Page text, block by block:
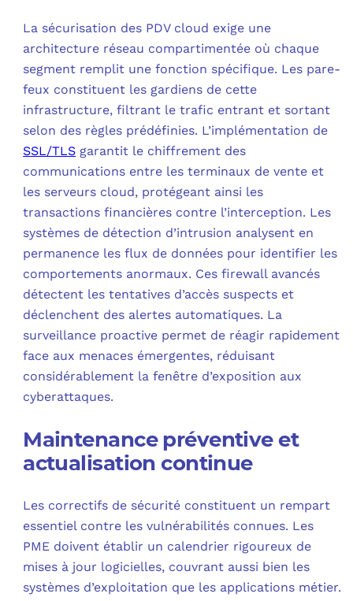
La sécurisation des PDV cloud exige une
architecture réseau compartimentée où chaque
segment remplit une fonction spécifique. Les pare-
feux constituent les gardiens de cette
infrastructure, filtrant le trafic entrant et sortant
selon des règles prédéfinies. L’implémentation de
SSL/TLS garantit le chiffrement des
communications entre les terminaux de vente et
les serveurs cloud, protégeant ainsi les
transactions financières contre l’interception. Les
systèmes de détection d’intrusion analysent en
permanence les flux de données pour identifier les
comportements anormaux. Ces firewall avancés
détectent les tentatives d’accès suspects et
déclenchent des alertes automatiques. La
surveillance proactive permet de réagir rapidement
face aux menaces émergentes, réduisant
considérablement la fenêtre d’exposition aux
cyberattaques.
Maintenance préventive et
actualisation continue
Les correctifs de sécurité constituent un rempart
essentiel contre les vulnérabilités connues. Les
PME doivent établir un calendrier rigoureux de
mises à jour logicielles, couvrant aussi bien les
systèmes d’exploitation que les applications métier.